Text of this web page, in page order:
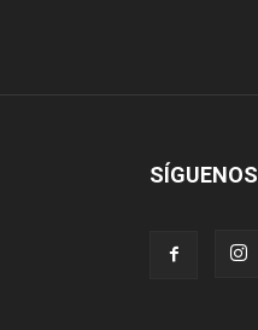
SÍGUENOS